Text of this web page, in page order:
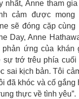
nhất, Anne tham
cảm được
sẽ đóng cặp
Day, Anne
phản ứng của
sự trớ trêu phía cuối
sai kịch bản. Tôi
đã khóc và cố
thực về tình yêu”.